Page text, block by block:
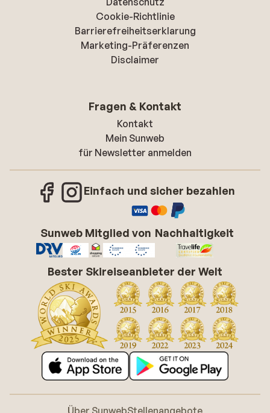
Cookie-Richtlinie
Barrierefreiheitserklarung
Marketing-Präferenzen
Disclaimer
Fragen & Kontakt
Kontakt
Mein Sunweb
für Newsletter anmelden
Einfach und sicher bezahlen
Sunweb Mitglied von Nachhaltigkeit
Bester Skireiseanbieter der Welt
Über SunwebStellenangebote